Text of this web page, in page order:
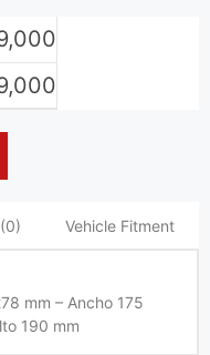
Vehicle Fitment
mm – Ancho 175
190 mm